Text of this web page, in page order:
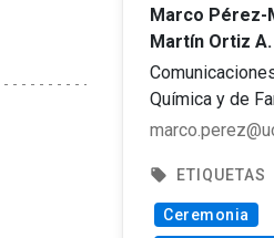
Marco Pérez-
Martín Ortiz A.
Química y de
local_offer ETIQUETAS
Ceremonia